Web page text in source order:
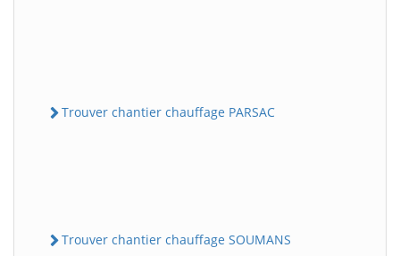
Trouver chantier chauffage PARSAC
Trouver chantier chauffage SOUMANS